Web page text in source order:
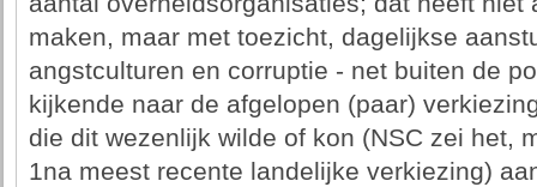
maken, maar met toezicht, dagelijkse
angstculturen en corruptie - net buiten de
kijkende naar de afgelopen (paar)
die dit wezenlijk wilde of kon (NSC zei het,
1na meest recente landelijke verkiezing)